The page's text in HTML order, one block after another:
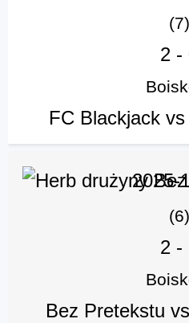
(7)
2 -
FC Blackjack
2025-
(6)
2 -
Bez Pretekstu